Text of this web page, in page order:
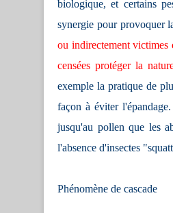
biologique, et certains
synergie pour provoquer
ou indirectement victimes
censées protéger la
exemple la pratique de
façon à éviter
jusqu'au pollen que les
l'absence d'insectes
Phénomène de cascade